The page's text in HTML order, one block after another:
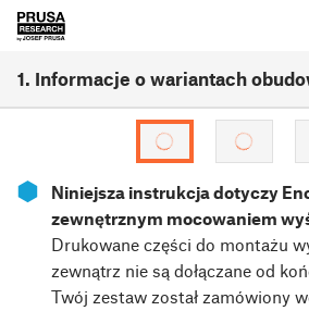
1. Informacje o wariantach
⬢
Niniejsza instrukcja dotyczy
zewnętrznym mocowaniem
Drukowane części do montażu
zewnątrz nie są dołączane od
Twój zestaw został zamówiony